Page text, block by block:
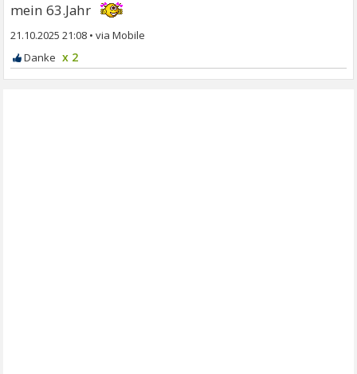
mein 63.Jahr
21.10.2025 21:08 •
x 2